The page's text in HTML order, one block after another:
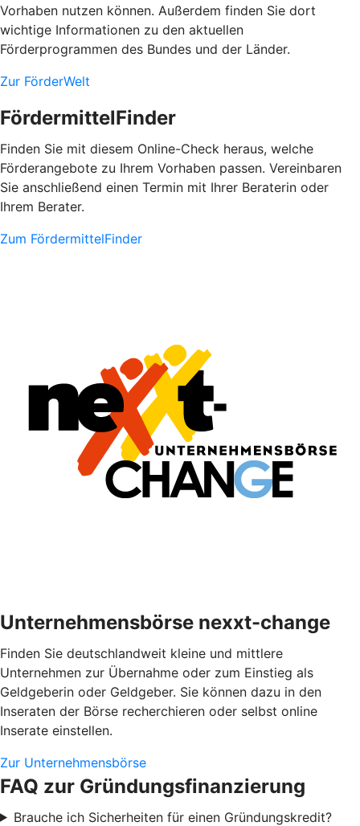
Vorhaben nutzen können. Außerdem finden Sie dort
wichtige Informationen zu den aktuellen
Förderprogrammen des Bundes und der Länder.
Zur FörderWelt
FördermittelFinder
Finden Sie mit diesem Online-Check heraus, welche
Förderangebote zu Ihrem Vorhaben passen. Vereinbaren
Sie anschließend einen Termin mit Ihrer Beraterin oder
Ihrem Berater.
Zum FördermittelFinder
Unternehmensbörse nexxt-change
Finden Sie deutschlandweit kleine und mittlere
Unternehmen zur Übernahme oder zum Einstieg als
Geldgeberin oder Geldgeber. Sie können dazu in den
Inseraten der Börse recherchieren oder selbst online
Inserate einstellen.
Zur Unternehmensbörse
FAQ zur Gründungsfinanzierung
Brauche ich Sicherheiten für einen Gründungskredit?